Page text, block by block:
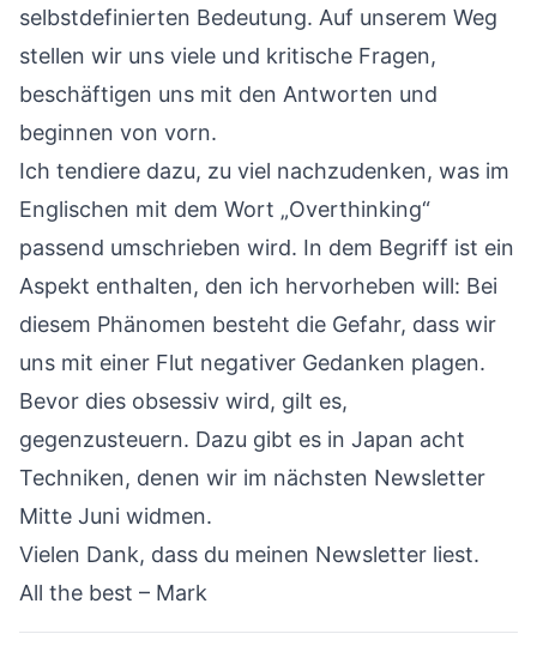
selbstdefinierten Bedeutung. Auf unserem Weg
stellen wir uns viele und kritische Fragen,
beschäftigen uns mit den Antworten und
beginnen von vorn.
Ich tendiere dazu, zu viel nachzudenken, was im
Englischen mit dem Wort „Overthinking“
passend umschrieben wird. In dem Begriff ist ein
Aspekt enthalten, den ich hervorheben will: Bei
diesem Phänomen besteht die Gefahr, dass wir
uns mit einer Flut negativer Gedanken plagen.
Bevor dies obsessiv wird, gilt es,
gegenzusteuern. Dazu gibt es in Japan acht
Techniken, denen wir im nächsten Newsletter
Mitte Juni widmen.
Vielen Dank, dass du meinen Newsletter liest.
All the best – Mark